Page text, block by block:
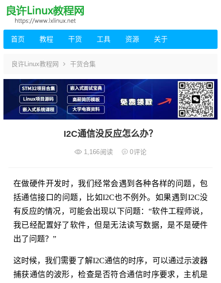
首页 教程 干货 工具 资源 关于
良许Linux教程网 干货合集
I2C通信没反应怎么办？
1,166阅读 0评论
在做硬件开发时，我们经常会遇到各种各样的问题，包
括通信接口的问题，比如I2C也不例外。如果遇到I2C没
有反应的情况，可能会出现以下问题：“软件工程师说，
我已经配置好了软件，但是无法读写数据，是不是硬件
出了问题？”
这时候，我们需要了解I2C通信的时序，可以通过示波器
捕获通信的波形，检查是否符合通信时序要求，主机是